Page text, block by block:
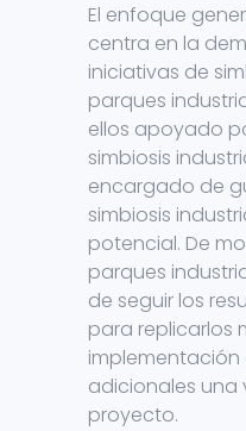
El enfoque
centra en la
iniciativas de
parques
ellos apoyado
simbiosis
encargado de
simbiosis
potencial. De
parques
de seguir los
para replicarlos
implementación
adicionales una
proyecto.